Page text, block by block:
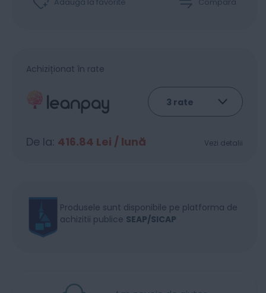
Achiziționat în rate
De la: 416.84 Lei / lună Vezi detalii
Produsele sunt disponibile pe platforma de
achizitii publice SEAP/SICAP